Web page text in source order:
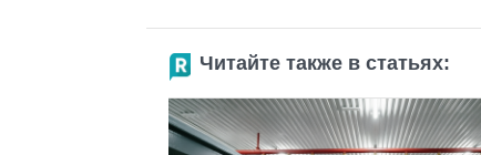
Читайте также в статьях: